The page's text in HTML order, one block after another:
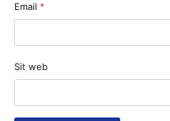
Email *
Sit web